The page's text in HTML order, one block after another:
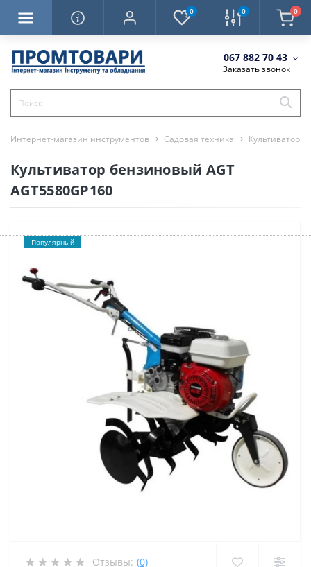
0 0 0
067 882 70 43
Заказать звонок
Интернет-магазин инструментов Садовая техника Культиваторы
Культиватор бензиновый AGT
AGT5580GP160
Популярный
Отзывы: (0)